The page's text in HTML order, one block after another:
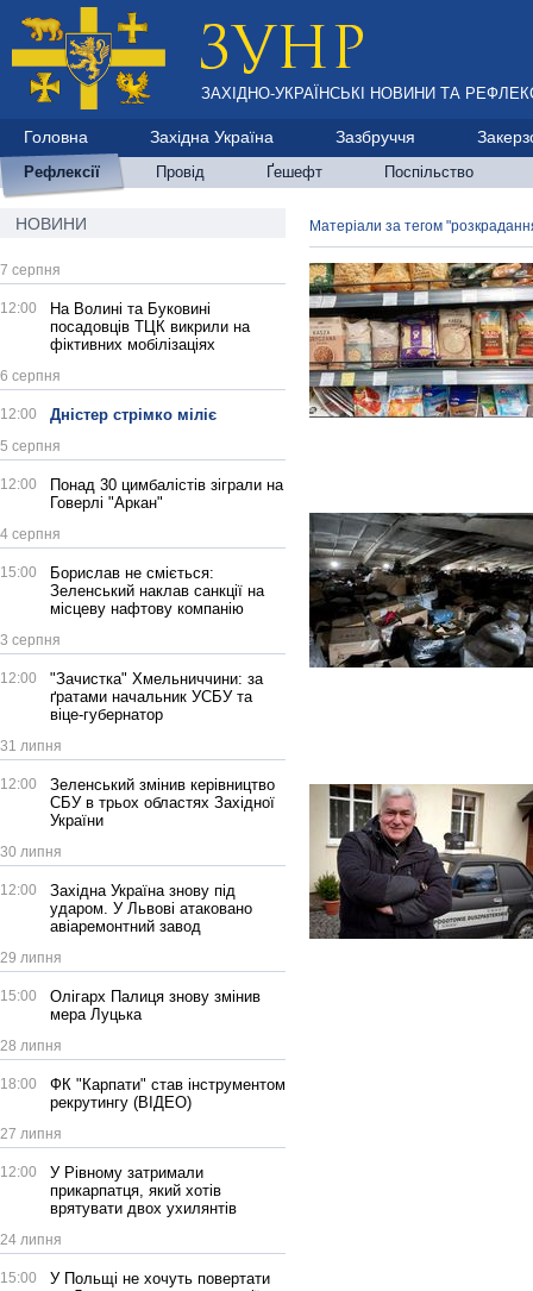
ЗАХІДНО-УКРАЇНСЬКІ НОВИНИ ТА
Головна Західна Україна Зазбруччя
Рефлексії Провід Ґешефт Поспільство
НОВИНИ
7 серпня
12:00
На Волині та Буковині
посадовців ТЦК викрили на
фіктивних мобілізаціях
6 серпня
12:00 Дністер стрімко міліє
5 серпня
12:00
Понад 30 цимбалістів зіграли на
Говерлі "Аркан"
4 серпня
15:00
Борислав не сміється:
Зеленський наклав санкції на
місцеву нафтову компанію
3 серпня
12:00
"Зачистка" Хмельниччини: за
ґратами начальник УСБУ та
віце-губернатор
31 липня
12:00
Зеленський змінив керівництво
СБУ в трьох областях Західної
України
30 липня
12:00
Західна Україна знову під
ударом. У Львові атаковано
авіаремонтний завод
29 липня
15:00
Олігарх Палиця знову змінив
мера Луцька
28 липня
18:00
ФК "Карпати" став інструментом
рекрутингу (ВІДЕО)
27 липня
12:00
У Рівному затримали
прикарпатця, який хотів
врятувати двох ухилянтів
24 липня
15:00
У Польщі не хочуть повертати
Матеріали за тегом